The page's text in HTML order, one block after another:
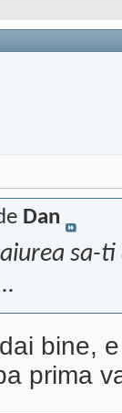
Dan
sa-
bine,
prima